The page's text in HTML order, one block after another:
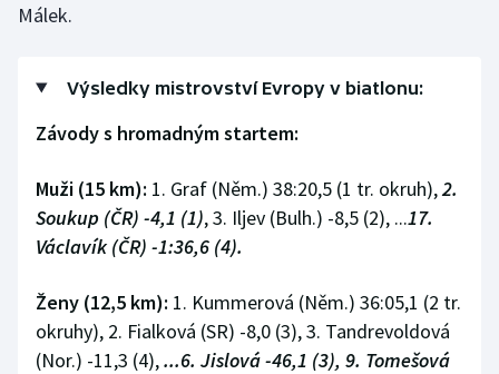
Málek.
Výsledky mistrovství Evropy v biatlonu:
Závody s hromadným startem:
Muži (15 km): 1. Graf (Něm.) 38:20,5 (1 tr. okruh),2.
Soukup (ČR) -4,1 (1), 3. Iljev (Bulh.) -8,5 (2), ...17.
Václavík (ČR) -1:36,6 (4).
Ženy (12,5 km): 1. Kummerová (Něm.) 36:05,1 (2 tr.
okruhy), 2. Fialková (SR) -8,0 (3), 3. Tandrevoldová
(Nor.) -11,3 (4),...6. Jislová -46,1 (3), 9. Tomešová